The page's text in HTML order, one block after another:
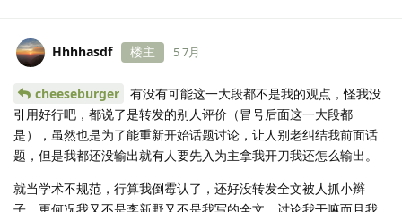
Hhhhasdf 楼主 5 7月
cheeseburger
有没有可能这一大段都不是我的观点，怪我没
引用好行吧，都说了是转发的别人评价（冒号后面这一大段都
是），虽然也是为了能重新开始话题讨论，让人别老纠结我前面话
题，但是我都还没输出就有人要先入为主拿我开刀我还怎么输出。
就当学术不规范，行算我倒霉认了，还好没转发全文被人抓小辫